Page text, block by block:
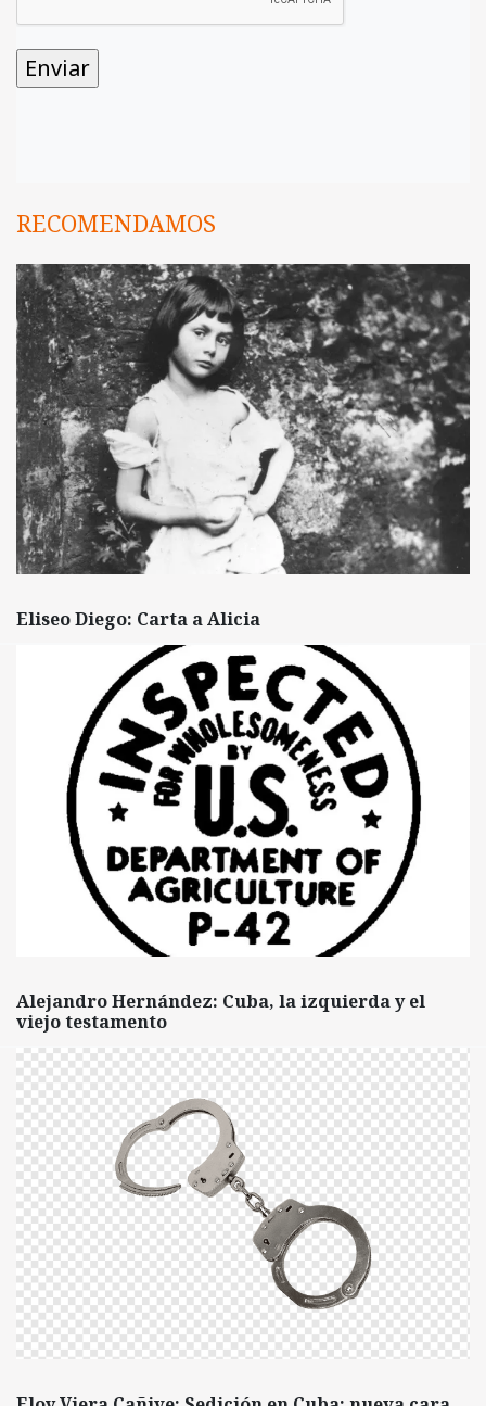
RECOMENDAMOS
Eliseo Diego: Carta a Alicia
Alejandro Hernández: Cuba, la izquierda y el
viejo testamento